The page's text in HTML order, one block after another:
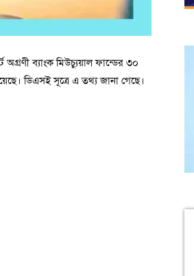
অগ্রণী ব্যাংক মিউচ্যুয়াল ফান্ডের ৩০
ডিএসই সূত্রে এ তথ্য জানা গেছে।